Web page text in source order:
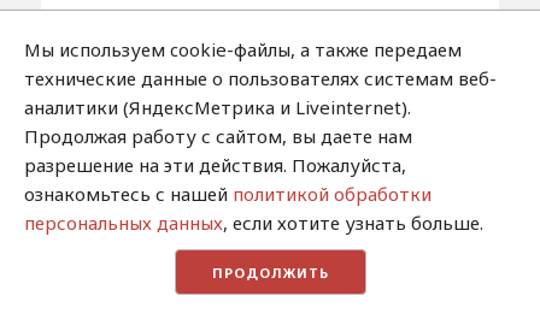
Место проведения: по трассе от с. Табага до
с. Старая Табага.
9 мая (понедельник)
12.00
Праздничное чествование ветеранов «Слава
нашим ветеранам», посвященное
празднованию 77-й годовщины Победы в
Великой Отечественной войне.
Место проведения: с. Старая Табага.
Мы используем cookie-файлы, а также передаем
технические данные о пользователях системам веб-
аналитики (ЯндексМетрика и Liveinternet).
Продолжая работу с сайтом, вы даете нам
разрешение на эти действия. Пожалуйста,
ознакомьтесь с нашей политикой обработки
персональных данных, если хотите узнать больше.
ПРОДОЛЖИТЬ